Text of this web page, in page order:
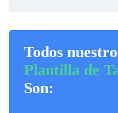
Todos
Plantilla de
Son: